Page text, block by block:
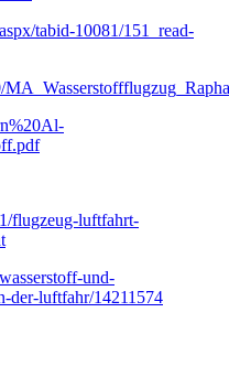
tabid-10081/151_read-
flugzeug-luftfahrt-
und-
der-luftfahr/14211574